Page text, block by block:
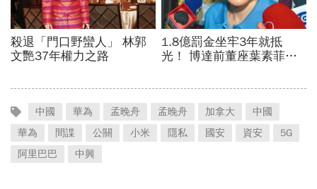
中國 華為 孟晚舟 孟晚舟 加拿大
中國
華為
間諜 公關 小米 隱私 國安 資安
5G
阿里巴巴
中興